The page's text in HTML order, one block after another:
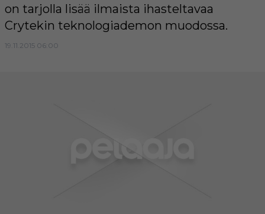
on tarjolla lisää ilmaista ihasteltavaa
Crytekin teknologiademon muodossa.
19.11.2015 06:00